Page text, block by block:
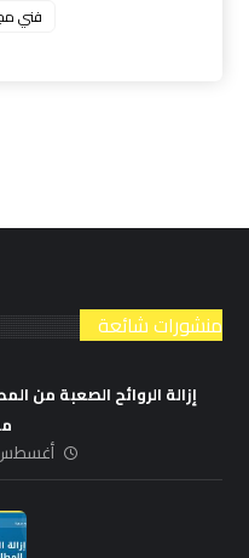
فني
منشورات شائعة
إزالة الروائح الصعبة من
أغسطس 2,